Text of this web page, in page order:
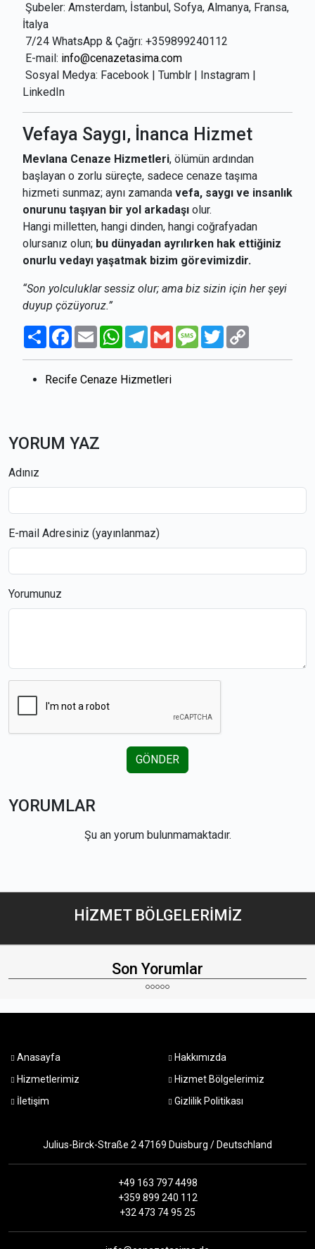
Şubeler: Amsterdam, İstanbul, Sofya, Almanya, Fransa,
İtalya
7/24 WhatsApp & Çağrı: +359899240112
E-mail: info@cenazetasima.com
Sosyal Medya: Facebook | Tumblr | Instagram |
LinkedIn
Vefaya Saygı, İnanca Hizmet
Mevlana Cenaze Hizmetleri, ölümün ardından
başlayan o zorlu süreçte, sadece cenaze taşıma
hizmeti sunmaz; aynı zamanda vefa, saygı ve insanlık
onurunu taşıyan bir yol arkadaşı olur.
Hangi milletten, hangi dinden, hangi coğrafyadan
olursanız olun; bu dünyadan ayrılırken hak ettiğiniz
onurlu vedayı yaşatmak bizim görevimizdir.
“Son yolculuklar sessiz olur; ama biz sizin için her şeyi
duyup çözüyoruz.”
PaylaşFacebook
Email WhatsAppTelegram
Gmail Message
Twitter
Recife Cenaze Hizmetleri
YORUM YAZ
Adınız
E-mail Adresiniz (yayınlanmaz)
Yorumunuz
GÖNDER
YORUMLAR
Şu an yorum bulunmamaktadır.
HİZMET BÖLGELERİMİZ
Son Yorumlar
Anasayfa
Hakkımızda
Hizmetlerimiz
Hizmet Bölgelerimiz
İletişim
Gizlilik Politikası
Julius-Birck-Straße 2 47169 Duisburg / Deutschland
+49 163 797 4498
+359 899 240 112
+32 473 74 95 25